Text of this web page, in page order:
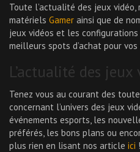
Toute l’actualité des jeux vidéo,
matériels Gamer ainsi que de
jeux vidéos et les configurations
meilleurs spots d’achat pour
L’actualité des jeux
Tenez vous au courant des
concernant l’univers des jeux
événements esports, les
préférés, les bons plans ou
plus rien en lisant nos article ici !